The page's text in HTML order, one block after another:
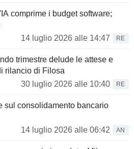
comprime i budget software;
14 luglio 2026 alle 14:47
RE
trimestre delude le attese e
rilancio di Filosa
30 luglio 2026 alle 10:40
RE
sul consolidamento bancario
14 luglio 2026 alle 06:42
AN